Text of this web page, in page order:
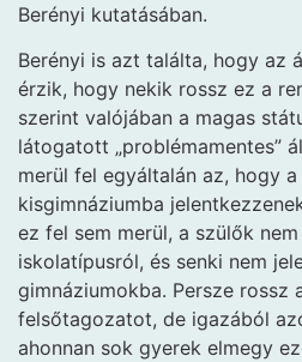
Berényi kutatásában.
Berényi is azt találta, hogy az
érzik, hogy nekik rossz ez a
szerint valójában a magas
látogatott „problémamentes”
merül fel egyáltalán az, hogy
kisgimnáziumba
ez fel sem merül, a szülők
iskolatípusról, és senki nem
gimnáziumokba. Persze rossz
felsőtagozatot, de igazából
ahonnan sok gyerek elmegy